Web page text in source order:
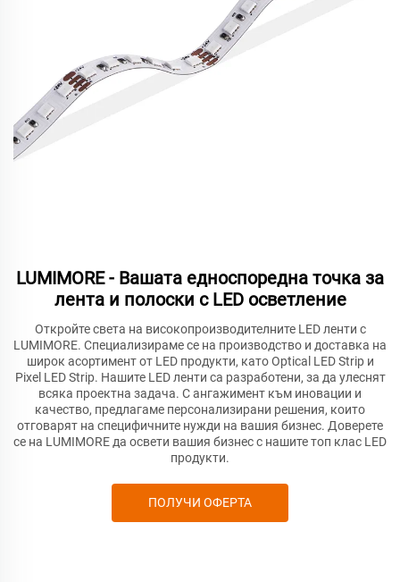
LUMIMORE - Вашата едноспоредна точка за
лента и полоски с LED осветление
Откройте света на високопроизводителните LED ленти с
LUMIMORE. Специализираме се на производство и доставка на
широк асортимент от LED продукти, като Optical LED Strip и
Pixel LED Strip. Нашите LED ленти са разработени, за да улеснят
всяка проектна задача. С ангажимент към иновации и
качество, предлагаме персонализирани решения, които
отговарят на специфичните нужди на вашия бизнес. Доверете
се на LUMIMORE да освети вашия бизнес с нашите топ клас LED
продукти.
ПОЛУЧИ ОФЕРТА